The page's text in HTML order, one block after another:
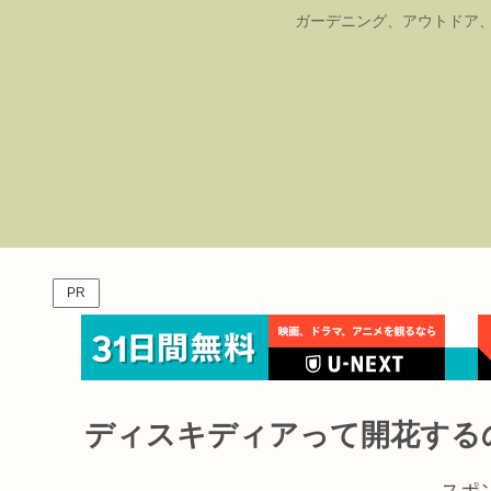
ガーデニング、アウトドア
PR
ディスキディアって開花する